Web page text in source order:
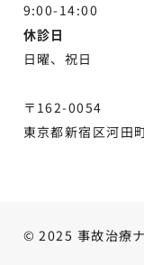
9:00-14:00
休診日
日曜、祝日
〒162-0054
東京都新宿区河田
© 2025 事故治療